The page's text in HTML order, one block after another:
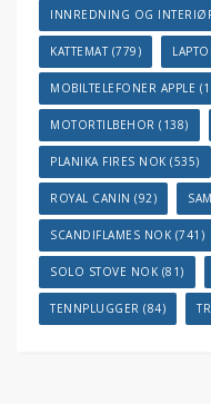
INNREDNING OG
KATTEMAT(779)
MOBILTELEFONER APPLE
MOTORTILBEHOR (138)
PLANIKA FIRES NOK (535)
ROYAL CANIN (92)
SCANDIFLAMES NOK (741)
SOLO STOVE NOK (81)
TENNPLUGGER (84)